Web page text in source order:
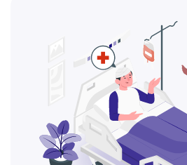
Консультация врачей